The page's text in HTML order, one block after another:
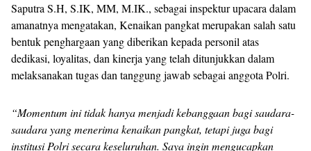
Saputra S.H, S.IK, MM, M.IK., sebagai inspektur upacara dalam
amanatnya mengatakan, Kenaikan pangkat merupakan salah satu
bentuk penghargaan yang diberikan kepada personil atas
dedikasi, loyalitas, dan kinerja yang telah ditunjukkan dalam
melaksanakan tugas dan tanggung jawab sebagai anggota Polri.
“Momentum ini tidak hanya menjadi kebanggaan bagi saudara-
saudara yang menerima kenaikan pangkat, tetapi juga bagi
institusi Polri secara keseluruhan. Saya ingin mengucapkan